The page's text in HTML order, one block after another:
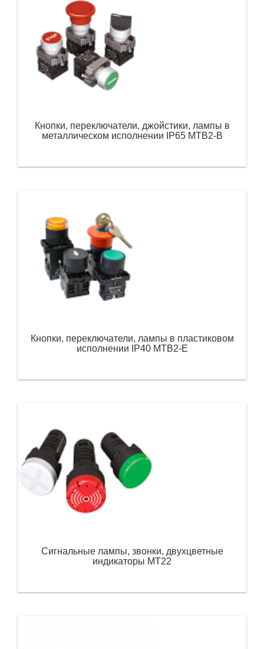
Кнопки, переключатели, джойстики, лампы в
металлическом исполнении IP65 MTB2-В
Кнопки, переключатели, лампы в пластиковом
исполнении IP40 MTB2-Е
Сигнальные лампы, звонки, двухцветные
индикаторы MT22